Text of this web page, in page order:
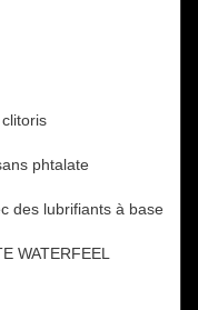
phtalate
des lubrifiants à base
WATERFEEL